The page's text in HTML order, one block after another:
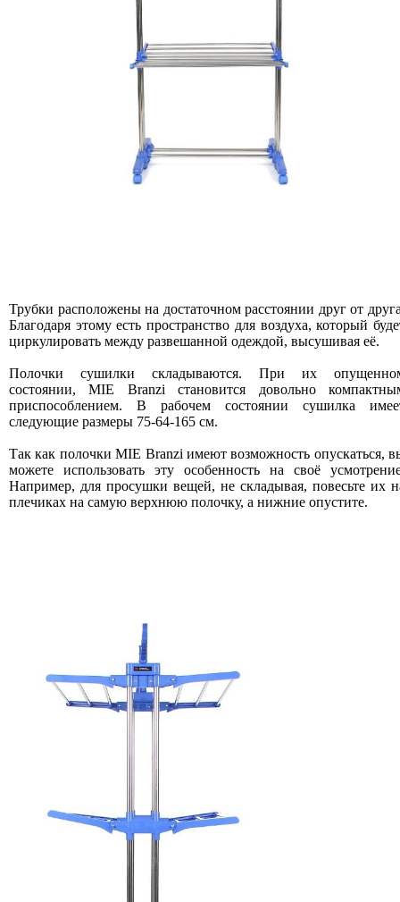
Трубки расположены на достаточном расстоянии друг от
Благодаря этому есть пространство для воздуха, который
циркулировать между развешанной одеждой, высушивая её.
Полочки сушилки складываются. При их
состоянии, MIE Branzi становится довольно
приспособлением. В рабочем состоянии сушилка
следующие размеры 75-64-165 см.
Так как полочки MIE Branzi имеют возможность опускаться,
можете использовать эту особенность на своё
Например, для просушки вещей, не складывая, повесьте их
плечиках на самую верхнюю полочку, а нижние опустите.